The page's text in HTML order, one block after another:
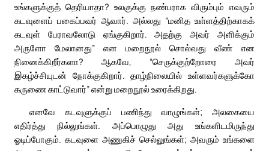
உங்களுக்குத் தெரியாதா? உலகுக்கு நண்பராக விரும்பும் எவரும்
கடவுளைப் பகைப்பவர் ஆவார். அல்லது “மனித உள்ளத்திற்காகக்
கடவுள் பேராவலோடு ஏங்குகிறார். அதற்கு அவர் அளிக்கும்
அருளோ மேலானது” என மறைநூல் சொல்வது வீண் என
நினைக்கிறீர்களா? ஆகவே, “செருக்குற்றோரை அவர்
இகழ்ச்சியுடன் நோக்குகிறார். தாழ்நிலையில் உள்ளவர்களுக்கோ
கருணை காட்டுவார்” என்று மறைநூல் உரைக்கிறது.
எனவே கடவுளுக்குப் பணிந்து வாழுங்கள்; அலகையை
எதிர்த்து நில்லுங்கள். அப்பொழுது அது உங்களிடமிருந்து
ஓடிப்போகும். கடவுளை அணுகிச் செல்லுங்கள்; அவரும் உங்களை